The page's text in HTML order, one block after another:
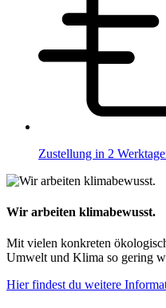
Zustellung in 2
Wir arbeiten klimabewusst.
Mit vielen konkreten
Umwelt und Klima so gering
Hier findest du weitere